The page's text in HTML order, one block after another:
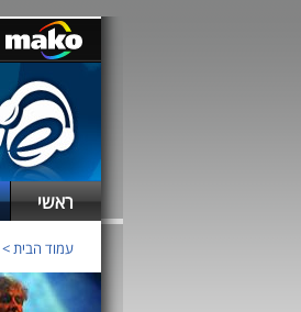
ראשי
עמוד הבית>